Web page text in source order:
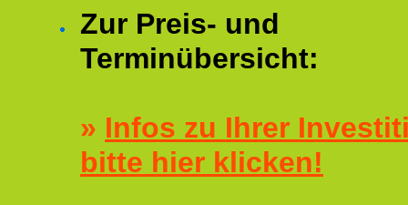
Zur Preis- und
Terminübersicht:
» Infos zu Ihrer
bitte hier klicken!